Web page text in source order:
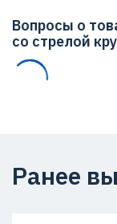
Вопросы о
со стрелой
Ранее